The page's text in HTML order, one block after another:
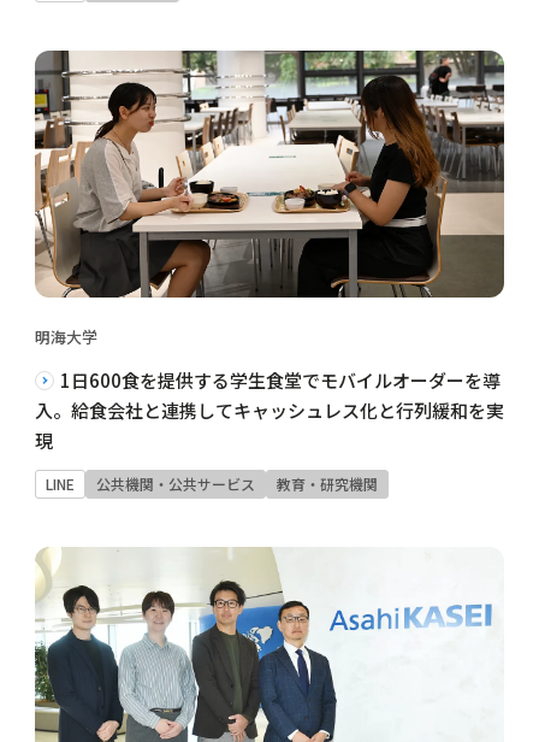
明海大学
1日600食を提供する学生食堂でモバイルオーダーを導
入。給食会社と連携してキャッシュレス化と行列緩和を実
現
LINE 公共機関・公共サービス 教育・研究機関